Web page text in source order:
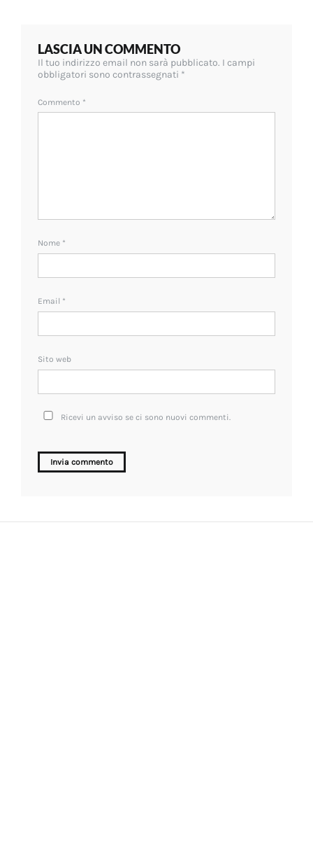
LASCIA UN COMMENTO
Il tuo indirizzo email non sarà pubblicato. I campi
obbligatori sono contrassegnati *
Commento *
Nome *
Email *
Sito web
Ricevi un avviso se ci sono nuovi commenti.